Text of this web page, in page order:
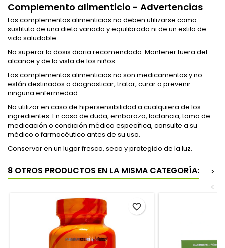
Complemento alimenticio - Advertencias
Los complementos alimenticios no deben utilizarse como
sustituto de una dieta variada y equilibrada ni de un estilo de
vida saludable.
No superar la dosis diaria recomendada. Mantener fuera del
alcance y de la vista de los niños.
Los complementos alimenticios no son medicamentos y no
están destinados a diagnosticar, tratar, curar o prevenir
ninguna enfermedad.
No utilizar en caso de hipersensibilidad a cualquiera de los
ingredientes. En caso de duda, embarazo, lactancia, toma de
medicación o condición médica específica, consulte a su
médico o farmacéutico antes de su uso.
Conservar en un lugar fresco, seco y protegido de la luz.
8 OTROS PRODUCTOS EN LA MISMA CATEGORÍA:
>
<
favorite_border